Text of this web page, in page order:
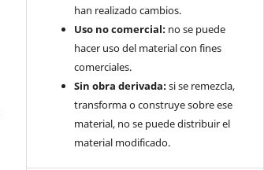
han realizado cambios.
Uso no comercial: no se puede
hacer uso del material con fines
comerciales.
Sin obra derivada:si se remezcla,
transforma o construye sobre ese
material, no se puede distribuir el
material modificado.